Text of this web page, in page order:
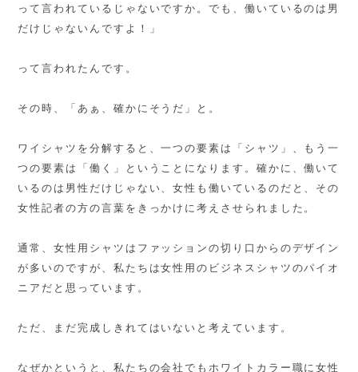
って言われているじゃないですか。でも、働いているのは男
だけじゃないんですよ！」
って言われたんです。
その時、「あぁ、確かにそうだ」と。
ワイシャツを分解すると、一つの要素は「シャツ」、もう一
つの要素は「働く」ということになります。確かに、働いて
いるのは男性だけじゃない、女性も働いているのだと、その
女性記者の方の言葉をきっかけに考えさせられました。
通常、女性用シャツはファッションの切り口からのデザイン
が多いのですが、私たちは女性用のビジネスシャツのパイオ
ニアだと思っています。
ただ、まだ完成しきれてはいないと考えています。
なぜかというと、私たちの会社でもホワイトカラー職に女性